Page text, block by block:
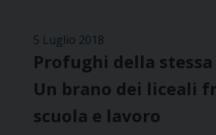
5 Luglio 2018
Profughi della
Un brano dei liceali
scuola e lavoro